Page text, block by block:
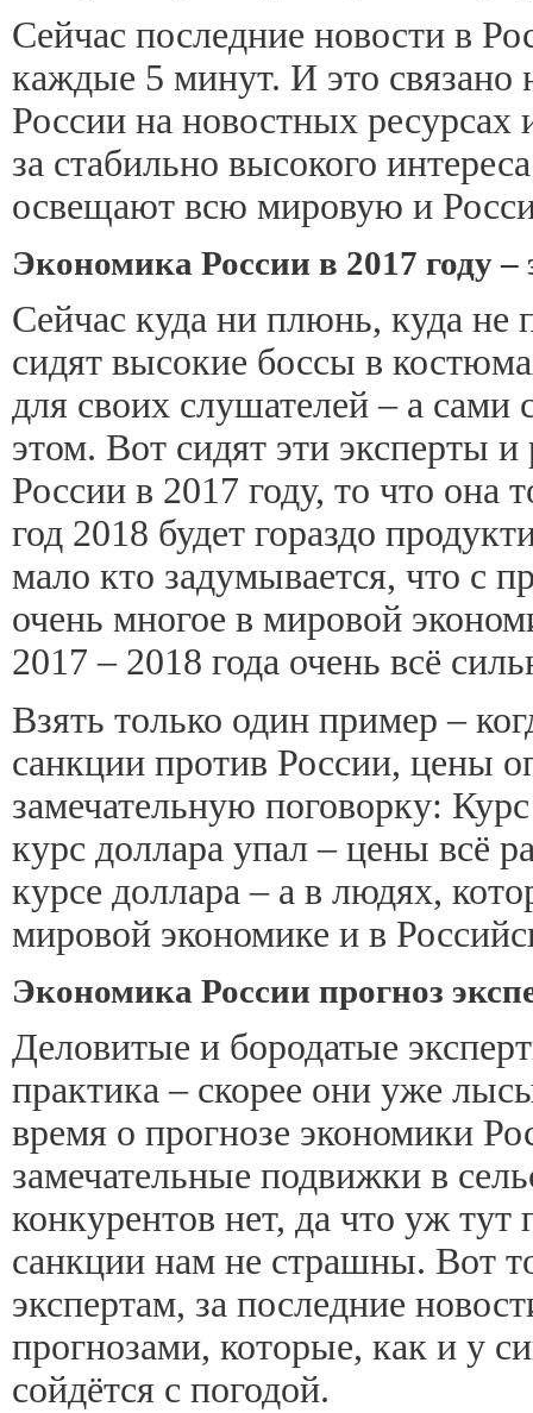
Сейчас последние новости в
каждые 5 минут. И это
России на новостных ресурсах
за стабильно высокого
освещают всю мировую и
Экономика России в 2017 году –
Сейчас куда ни плюнь, куда не
сидят высокие боссы в
для своих слушателей – а сами
этом. Вот сидят эти эксперты
России в 2017 году, то что она
год 2018 будет гораздо
мало кто задумывается, что с
очень многое в мировой
2017 – 2018 года очень всё
Взять только один пример –
санкции против России, цены
замечательную поговорку:
курс доллара упал – цены всё
курсе доллара – а в людях,
мировой экономике и в
Экономика России прогноз
Деловитые и бородатые
практика – скорее они уже
время о прогнозе экономики
замечательные подвижки в
конкурентов нет, да что уж
санкции нам не страшны. Вот
экспертам, за последние
прогнозами, которые, как и у
сойдётся с погодой.